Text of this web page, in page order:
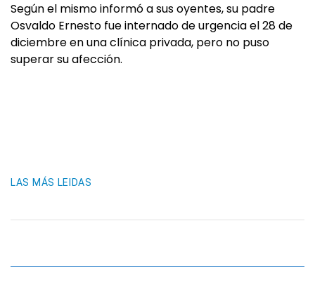
Según el mismo informó a sus oyentes, su padre
Osvaldo Ernesto fue internado de urgencia el 28 de
diciembre en una clínica privada, pero no puso
superar su afección.
LAS MÁS LEIDAS